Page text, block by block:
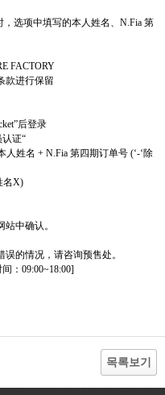
， 选项中填写的本人姓名、 N.Fia 第
FACTORY
款进行保留
”后登录
认证“
人姓名 + N.Fia 第四期订单号 (‘-‘除
名X)
站中确认。
误的情况 ， 请咨询预售处。
间 ： 09:00~18:00]
목록보기